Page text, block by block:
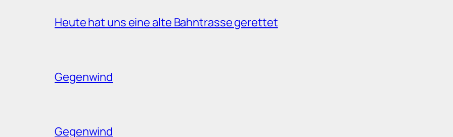
Heute hat uns eine alte Bahntrasse gerettet
Gegenwind
Gegenwind